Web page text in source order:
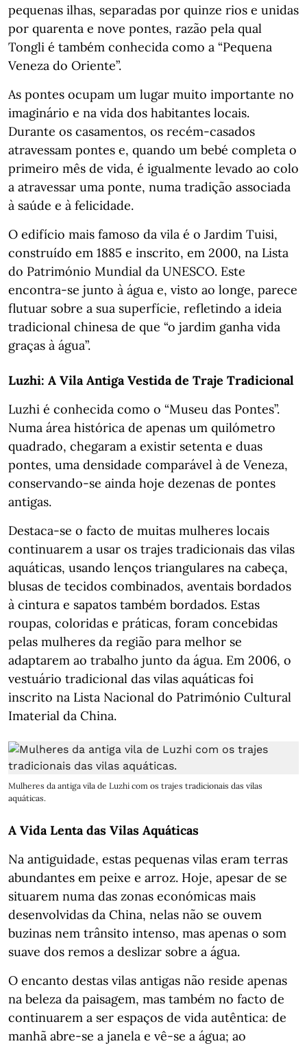
pequenas ilhas, separadas por quinze rios e unidas
por quarenta e nove pontes, razão pela qual
Tongli é também conhecida como a “Pequena
Veneza do Oriente”.
As pontes ocupam um lugar muito importante no
imaginário e na vida dos habitantes locais.
Durante os casamentos, os recém-casados
atravessam pontes e, quando um bebé completa o
primeiro mês de vida, é igualmente levado ao colo
a atravessar uma ponte, numa tradição associada
à saúde e à felicidade.
O edifício mais famoso da vila é o Jardim Tuisi,
construído em 1885 e inscrito, em 2000, na Lista
do Património Mundial da UNESCO. Este
encontra-se junto à água e, visto ao longe, parece
flutuar sobre a sua superfície, refletindo a ideia
tradicional chinesa de que “o jardim ganha vida
graças à água”.
Luzhi: A Vila Antiga Vestida de Traje Tradicional
Luzhi é conhecida como o “Museu das Pontes”.
Numa área histórica de apenas um quilómetro
quadrado, chegaram a existir setenta e duas
pontes, uma densidade comparável à de Veneza,
conservando-se ainda hoje dezenas de pontes
antigas.
Destaca-se o facto de muitas mulheres locais
continuarem a usar os trajes tradicionais das vilas
aquáticas, usando lenços triangulares na cabeça,
blusas de tecidos combinados, aventais bordados
à cintura e sapatos também bordados. Estas
roupas, coloridas e práticas, foram concebidas
pelas mulheres da região para melhor se
adaptarem ao trabalho junto da água. Em 2006, o
vestuário tradicional das vilas aquáticas foi
inscrito na Lista Nacional do Património Cultural
Imaterial da China.
Mulheres da antiga vila de Luzhi com os trajes tradicionais das vilas
aquáticas.
A Vida Lenta das Vilas Aquáticas
Na antiguidade, estas pequenas vilas eram terras
abundantes em peixe e arroz. Hoje, apesar de se
situarem numa das zonas económicas mais
desenvolvidas da China, nelas não se ouvem
buzinas nem trânsito intenso, mas apenas o som
suave dos remos a deslizar sobre a água.
O encanto destas vilas antigas não reside apenas
na beleza da paisagem, mas também no facto de
continuarem a ser espaços de vida autêntica: de
manhã abre-se a janela e vê-se a água; ao